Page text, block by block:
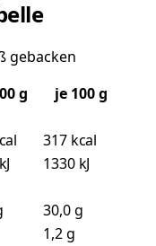
gebacken
g
je 100 g
317 kcal
1330 kJ
30,0 g
1,2 g